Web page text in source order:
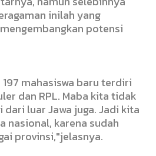
inilah yang
potensi
mahasiswa baru terdiri
dan RPL. Maba kita tidak
luar Jawa juga. Jadi kita
nasional, karena sudah
provinsi,"jelasnya.